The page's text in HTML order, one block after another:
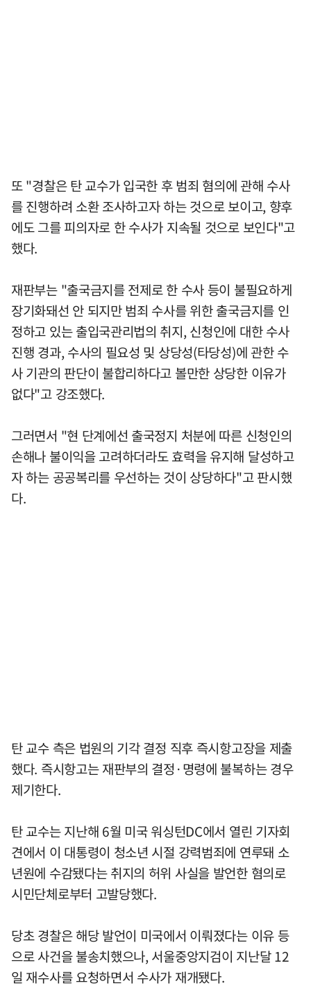
또 "경찰은 탄 교수가 입국한 후 범죄 혐의에 관해 수사
를 진행하려 소환 조사하고자 하는 것으로 보이고, 향후
에도 그를 피의자로 한 수사가 지속될 것으로 보인다"고
했다.
재판부는 "출국금지를 전제로 한 수사 등이 불필요하게
장기화돼선 안 되지만 범죄 수사를 위한 출국금지를 인
정하고 있는 출입국관리법의 취지, 신청인에 대한 수사
진행 경과, 수사의 필요성 및 상당성(타당성)에 관한 수
사 기관의 판단이 불합리하다고 볼만한 상당한 이유가
없다"고 강조했다.
그러면서 "현 단계에선 출국정지 처분에 따른 신청인의
손해나 불이익을 고려하더라도 효력을 유지해 달성하고
자 하는 공공복리를 우선하는 것이 상당하다"고 판시했
다.
탄 교수 측은 법원의 기각 결정 직후 즉시항고장을 제출
했다. 즉시항고는 재판부의 결정·명령에 불복하는 경우
제기한다.
탄 교수는 지난해 6월 미국 워싱턴DC에서 열린 기자회
견에서 이 대통령이 청소년 시절 강력범죄에 연루돼 소
년원에 수감됐다는 취지의 허위 사실을 발언한 혐의로
시민단체로부터 고발당했다.
당초 경찰은 해당 발언이 미국에서 이뤄졌다는 이유 등
으로 사건을 불송치했으나, 서울중앙지검이 지난달 12
일 재수사를 요청하면서 수사가 재개됐다.